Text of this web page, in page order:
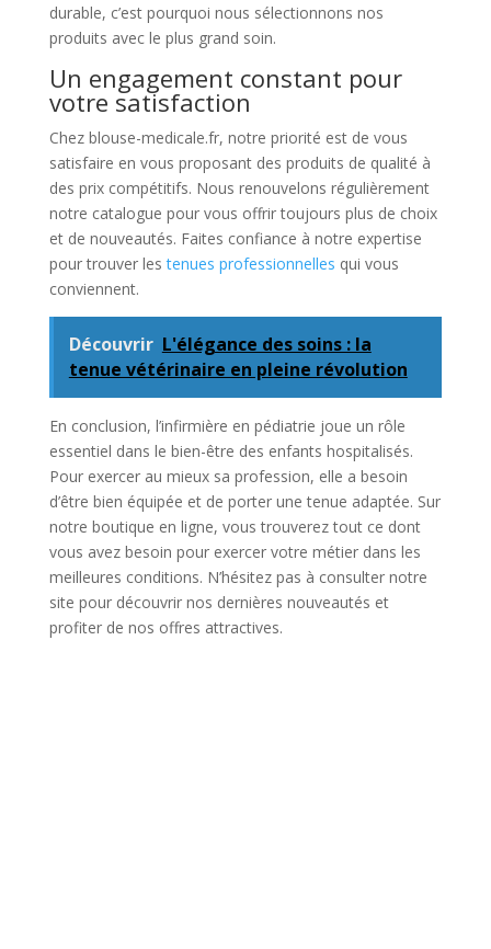
durable, c’est pourquoi nous sélectionnons nos
produits avec le plus grand soin.
Un engagement constant pour
votre satisfaction
Chez blouse-medicale.fr, notre priorité est de vous
satisfaire en vous proposant des produits de qualité à
des prix compétitifs. Nous renouvelons régulièrement
notre catalogue pour vous offrir toujours plus de choix
et de nouveautés. Faites confiance à notre expertise
pour trouver lestenues professionnelles qui vous
conviennent.
Découvrir L'élégance des soins : la
tenue vétérinaire en pleine révolution
En conclusion, l’infirmière en pédiatrie joue un rôle
essentiel dans le bien-être des enfants hospitalisés.
Pour exercer au mieux sa profession, elle a besoin
d’être bien équipée et de porter une tenue adaptée. Sur
notre boutique en ligne, vous trouverez tout ce dont
vous avez besoin pour exercer votre métier dans les
meilleures conditions. N’hésitez pas à consulter notre
site pour découvrir nos dernières nouveautés et
profiter de nos offres attractives.